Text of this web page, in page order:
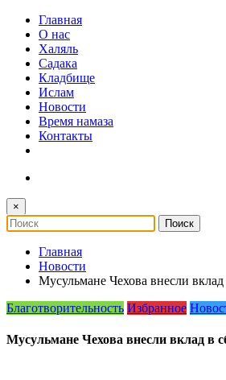
Главная
О нас
Халяль
Садака
Кладбище
Ислам
Новости
Время намаза
Контакты
×
Главная
Новости
Мусульмане Чехова внесли
Благотворительность Избранное
Мусульмане Чехова внесли вклад в